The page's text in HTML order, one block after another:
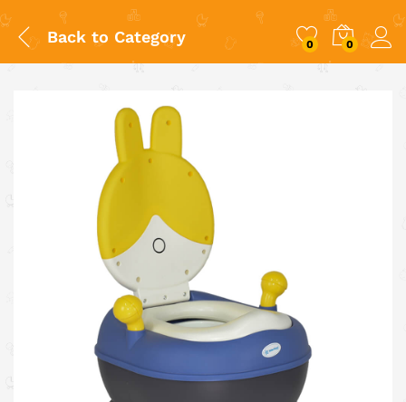
Back to Category 0 0